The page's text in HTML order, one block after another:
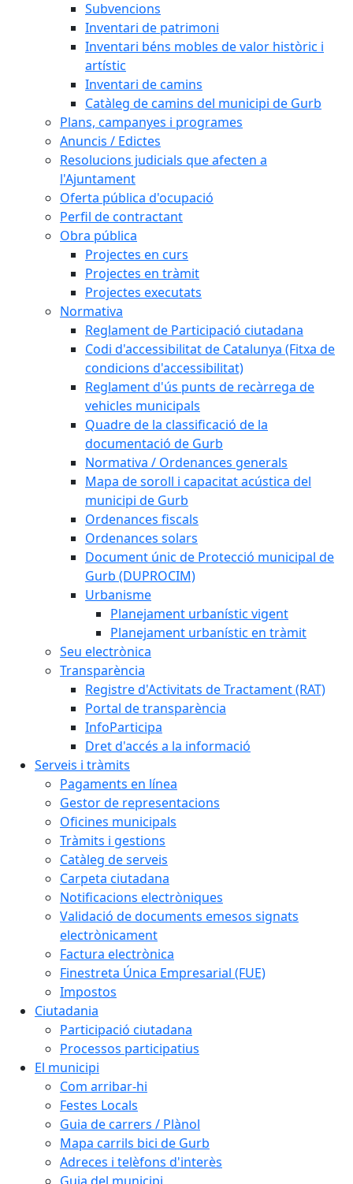
Subvencions
Inventari de patrimoni
Inventari béns mobles de valor històric i
artístic
Inventari de camins
Catàleg de camins del municipi de Gurb
Plans, campanyes i programes
Anuncis / Edictes
Resolucions judicials que afecten a
l'Ajuntament
Oferta pública d'ocupació
Perfil de contractant
Obra pública
Projectes en curs
Projectes en tràmit
Projectes executats
Normativa
Reglament de Participació ciutadana
Codi d'accessibilitat de Catalunya (Fitxa de
condicions d'accessibilitat)
Reglament d'ús punts de recàrrega de
vehicles municipals
Quadre de la classificació de la
documentació de Gurb
Normativa / Ordenances generals
Mapa de soroll i capacitat acústica del
municipi de Gurb
Ordenances fiscals
Ordenances solars
Document únic de Protecció municipal de
Gurb (DUPROCIM)
Urbanisme
Planejament urbanístic vigent
Planejament urbanístic en tràmit
Seu electrònica
Transparència
Registre d'Activitats de Tractament (RAT)
Portal de transparència
InfoParticipa
Dret d'accés a la informació
Serveis i tràmits
Pagaments en línea
Gestor de representacions
Oficines municipals
Tràmits i gestions
Catàleg de serveis
Carpeta ciutadana
Notificacions electròniques
Validació de documents emesos signats
electrònicament
Factura electrònica
Finestreta Única Empresarial (FUE)
Impostos
Ciutadania
Participació ciutadana
Processos participatius
El municipi
Com arribar-hi
Festes Locals
Guia de carrers / Plànol
Mapa carrils bici de Gurb
Adreces i telèfons d'interès